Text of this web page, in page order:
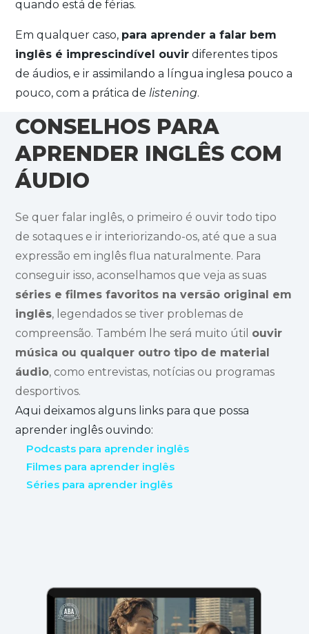
quando está de férias.
Em qualquer caso, para aprender a falar bem
inglês é imprescindível ouvir diferentes tipos
de áudios, e ir assimilando a língua inglesa pouco a
pouco, com a prática delistening.
CONSELHOS PARA
APRENDER INGLÊS COM
ÁUDIO
Se quer falar inglês, o primeiro é ouvir todo tipo
de sotaques e ir interiorizando-os, até que a sua
expressão em inglês flua naturalmente. Para
conseguir isso, aconselhamos que veja as suas
séries e filmes favoritos na versão original em
inglês, legendados se tiver problemas de
compreensão. Também lhe será muito útil ouvir
música ou qualquer outro tipo de material
áudio, como entrevistas, notícias ou programas
desportivos.
Aqui deixamos alguns links para que possa
aprender inglês ouvindo:
Podcasts para aprender inglês
Filmes para aprender inglês
Séries para aprender inglês